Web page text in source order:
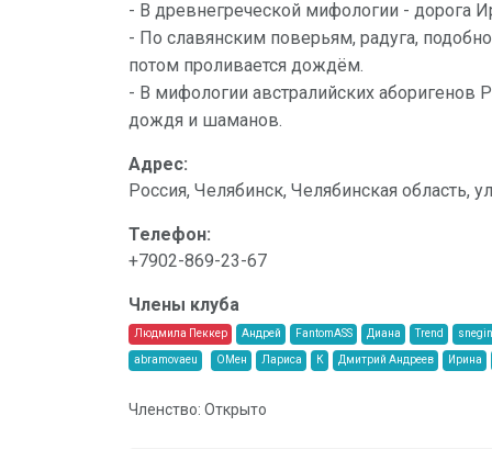
- В древнегреческой мифологии -
- По славянским поверьям, радуга,
потом проливается дождём.
- В мифологии австралийских
дождя и шаманов.
Адрес:
Россия, Челябинск, Челябинская область,
Телефон:
+7902-869-23-67
Члены клуба
Людмила Пеккер Андрей FantomASS Диана Trend
abramovaeu ОМен Лариса К Дмитрий Андреев Ирина
Членство: Открыто